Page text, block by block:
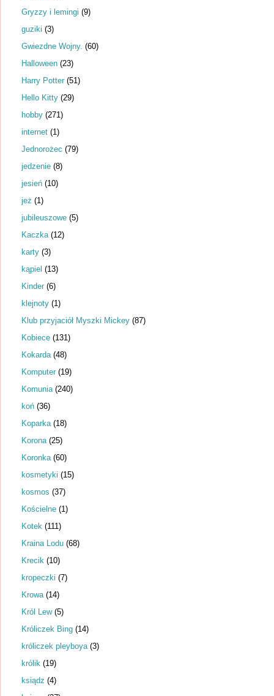
Gryzzy i lemingi (9)
guziki (3)
Gwiezdne Wojny. (60)
Halloween (23)
Harry Potter (51)
Hello Kitty (29)
hobby (271)
internet (1)
Jednorożec (79)
jedzenie (8)
jesień (10)
jeż (1)
jubileuszowe (5)
Kaczka (12)
karty (3)
kąpiel (13)
Kinder (6)
klejnoty (1)
Klub przyjaciół Myszki Mickey (87)
Kobiece (131)
Kokarda (48)
Komputer (19)
Komunia (240)
koń (36)
Koparka (18)
Korona (25)
Koronka (60)
kosmetyki (15)
kosmos (37)
Kościelne (1)
Kotek (111)
Kraina Lodu (68)
Krecik (10)
kropeczki (7)
Krowa (14)
Król Lew (5)
Króliczek Bing (14)
króliczek pleyboya (3)
królik (19)
ksiądz (4)